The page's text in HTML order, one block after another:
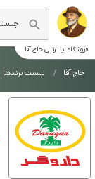
فروشگاه اینترنتیحاج آقا
حاج آقا لیست برندها